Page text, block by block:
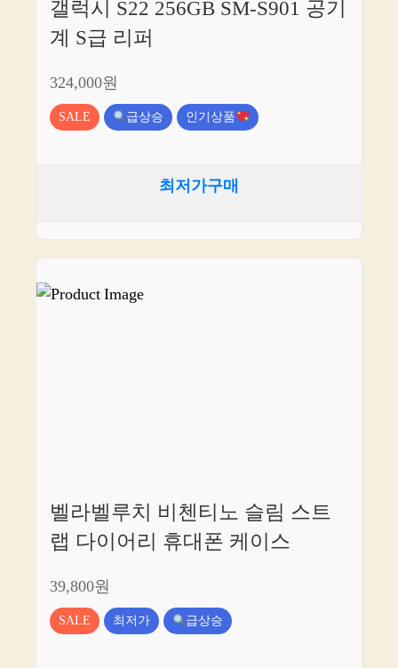
갤럭시 S22 256GB SM-S901 공기
계 S급 리퍼
324,000원
SALE 급상승 인기상품
최저가구매
벨라벨루치 비첸티노 슬림 스트
랩 다이어리 휴대폰 케이스
39,800원
SALE 최저가 급상승